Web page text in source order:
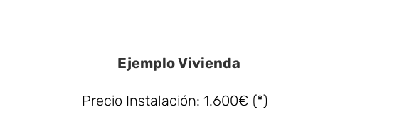
Ejemplo Vivienda
Precio Instalación: 1.600€ (*)